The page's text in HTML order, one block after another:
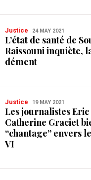
Justice 24 MAY 2021
L’état de santé de
Raissouni inquiète,
dément
Justice 19 MAY 2021
Les journalistes
Catherine Graciet
“chantage” envers
VI